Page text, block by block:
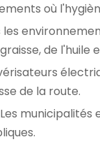
où
les
de
de la route.
Les municipalités